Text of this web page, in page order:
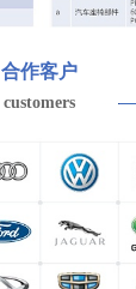
合作客户
customers